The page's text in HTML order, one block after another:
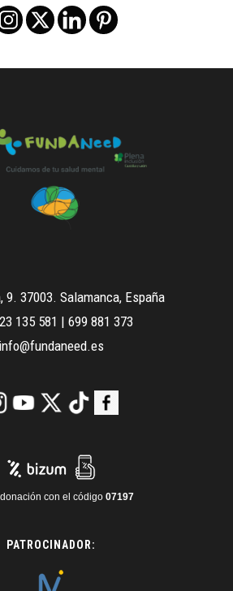
9. 37003. Salamanca, España
135 581 | 699 881 373
info@fundaneed.es
con el código 07197
PATROCINADOR: